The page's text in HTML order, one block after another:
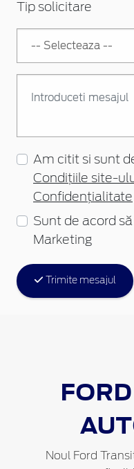
Tip solicitare
Am citit si sunt
Condițiile site-
Confidențialitate
Sunt de acord
Marketing
Trimite mesajul
FORD
Noul Ford